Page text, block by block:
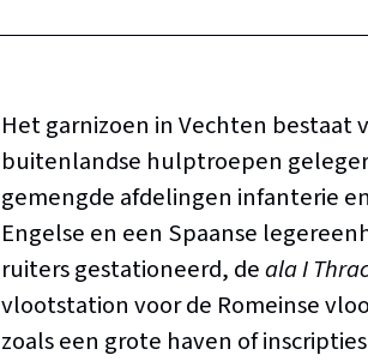
Het garnizoen in Vechten bestaat
buitenlandse hulptroepen
gemengde afdelingen infanterie
Engelse en een Spaanse
ruiters gestationeerd, deala I
vlootstation voor de Romeinse
zoals een grote haven of